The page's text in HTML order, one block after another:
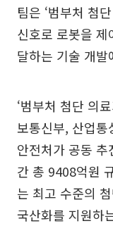
팀은 ‘범부처 첨
신호로 로봇을
달하는 기술 개
‘범부처 첨단 의
보통신부, 산업
안전처가 공동
간 총 9408억원
는 최고 수준의
국산화를 지원하